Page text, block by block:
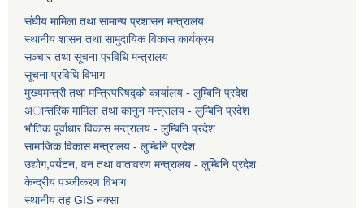
संघीय मामिला तथा सामान्य प्रशासन मन्त्रालय
स्थानीय शासन तथा सामुदायिक विकास कार्यक्रम
सञ्चार तथा सूचना प्रविधि मन्त्रालय
सूचना प्रविधि विभाग
मुख्यमन्त्री तथा मन्त्रिपरिषद्को कार्यालय - लुम्बिनि प्रदेश
अान्तरिक मामिला तथा कानुन मन्त्रालय - लुम्बिनि प्रदेश
भौतिक पूर्वाधार विकास मन्त्रालय - लुम्बिनि प्रदेश
सामाजिक विकास मन्त्रालय - लुम्बिनि प्रदेश
उद्याेग,पर्यटन, वन तथा वातावरण मन्त्रालय - लुम्बिनि प्रदेश
केन्द्रीय पञ्जीकरण विभाग
स्थानीय तह GIS नक्सा